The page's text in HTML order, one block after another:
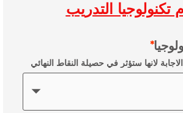
لانها ستؤثر في حصيلة النقاط النهائي